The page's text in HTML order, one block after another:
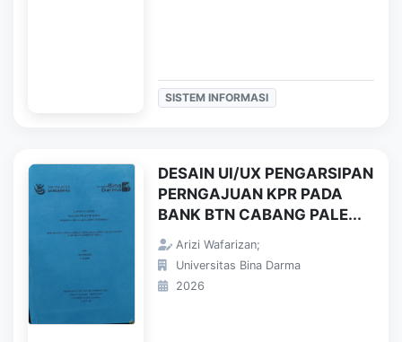
SISTEM INFORMASI
DESAIN UI/UX PENGARSIPAN
PERNGAJUAN KPR PADA
BANK BTN CABANG PALE...
Arizi Wafarizan;
Universitas Bina Darma
2026